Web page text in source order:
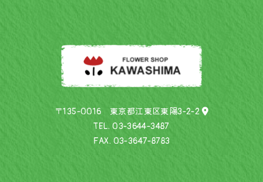
〒135-0016 東京都江東区東陽3-2-2
TEL.03-3644-3487
FAX. 03-3647-8783